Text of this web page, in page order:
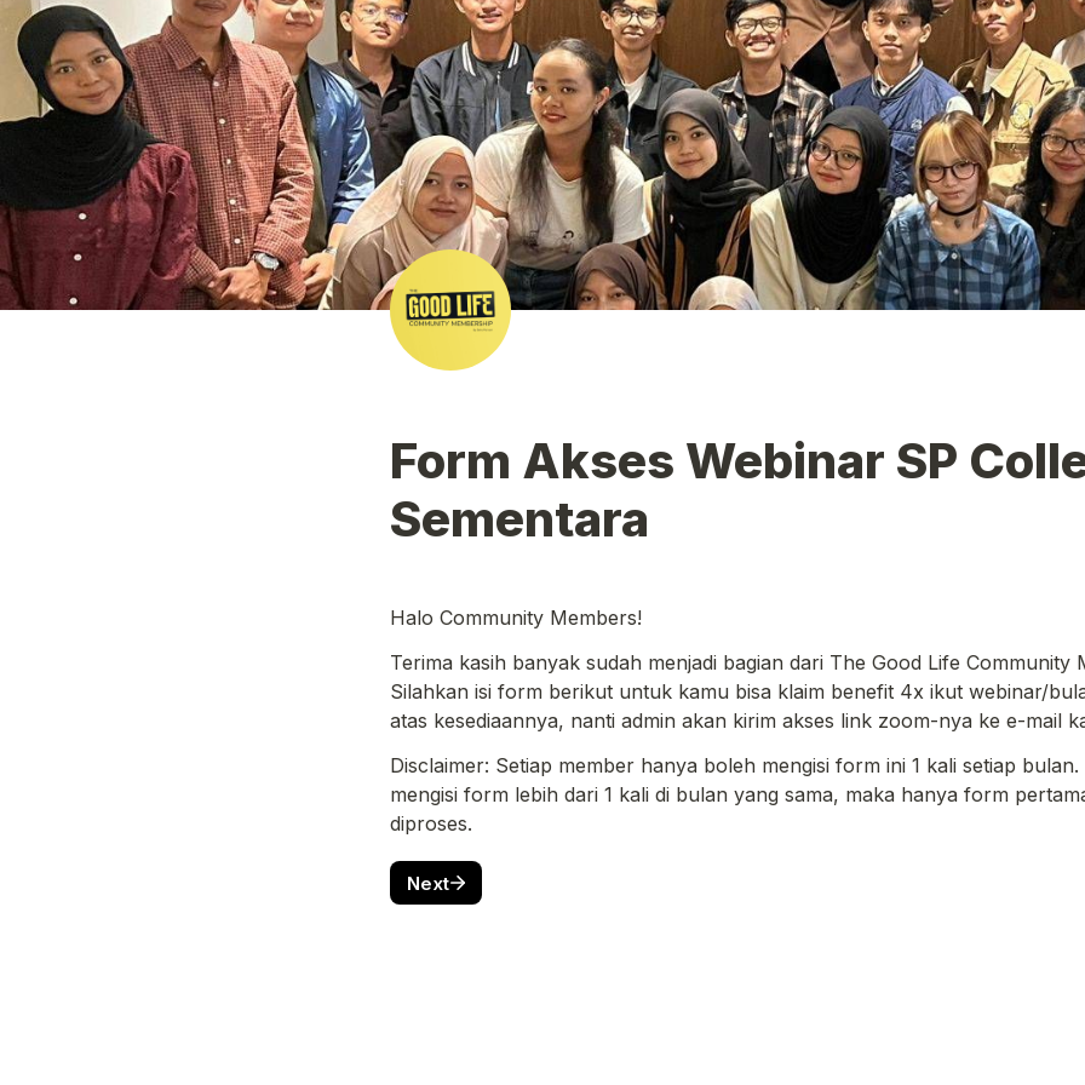
Form Akses Webinar SP
Sementara
Halo Community Members!
Terima kasih banyak sudah menjadi bagian dari The Good Life Community
Silahkan isi form berikut untuk kamu bisa klaim benefit 4x ikut webinar/
atas kesediaannya, nanti admin akan kirim akses link zoom-nya ke e-mail
Disclaimer: Setiap member hanya boleh mengisi form ini 1 kali setiap
mengisi form lebih dari 1 kali di bulan yang sama, maka hanya form
diproses.
Next